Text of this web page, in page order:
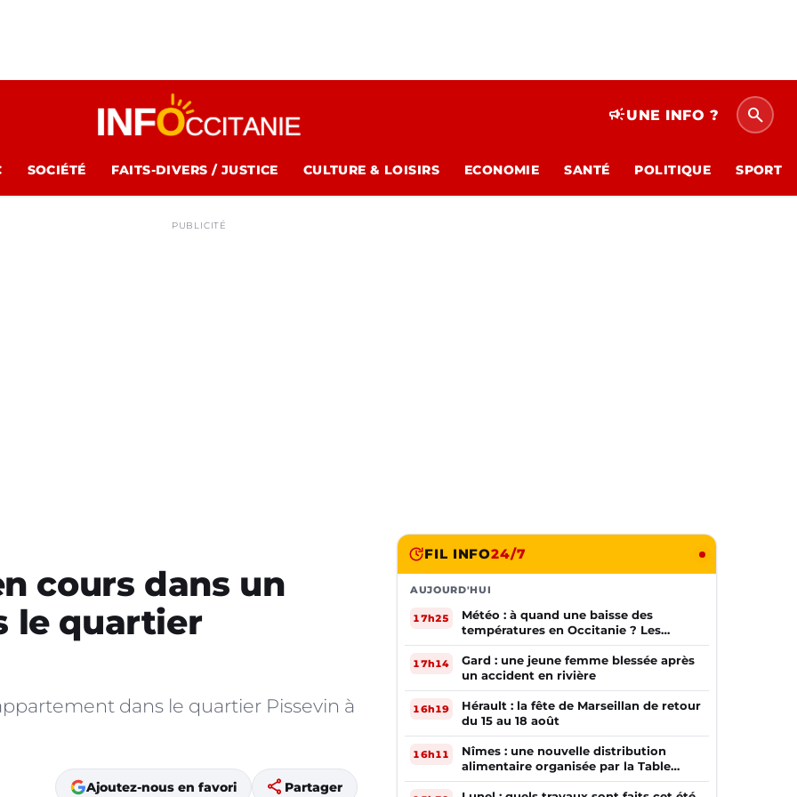
campaignUNE INFO ? search
SOCIÉTÉ FAITS-DIVERS / JUSTICE CULTURE & LOISIRS ECONOMIE SANTÉ POLITIQUE SPORT
PUBLICITÉ
cours dans un
le quartier
dans le quartier Pissevin à
Ajoutez-nous en favori share Partager
FIL INFO24/7
AUJOURD'HUI
17h25
Météo : à quand une baisse des
températures en Occitanie ? Les
prévisions
17h14
Gard : une jeune femme blessée après
un accident en rivière
16h19
Hérault : la fête de Marseillan de retour
du 15 au 18 août
16h11
Nîmes : une nouvelle distribution
alimentaire organisée par la Table
Ouverte